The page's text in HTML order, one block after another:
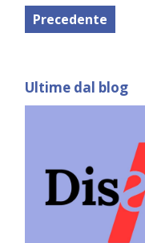
Precedente
Ultime dal blog